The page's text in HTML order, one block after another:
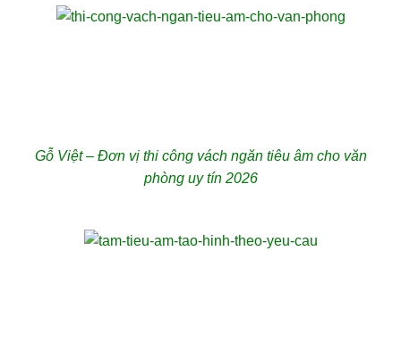
Gỗ Việt – Đơn vị thi công vách ngăn tiêu âm cho văn
phòng uy tín 2026